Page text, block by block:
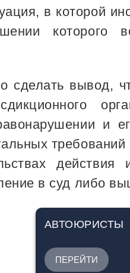
в которой
которого
сделать вывод,
и
в суд либо
АВТОЮРИСТЫ
ПЕРЕЙТИ